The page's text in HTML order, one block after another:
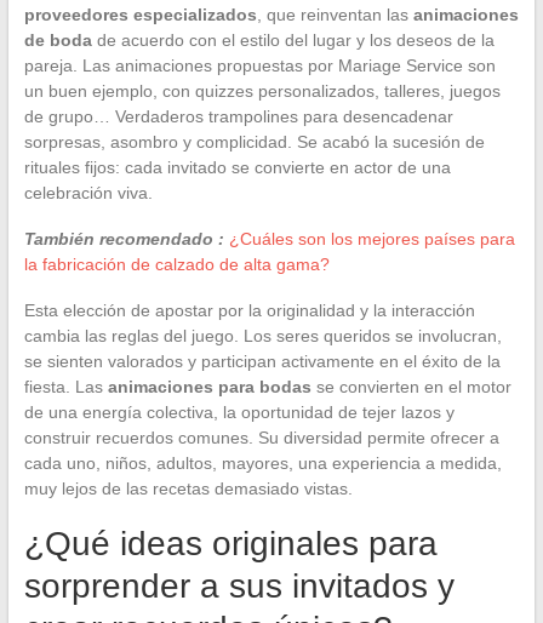
proveedores especializados , que reinventan las animaciones
de bodade acuerdo con el estilo del lugar y los deseos de la
pareja. Las animaciones propuestas por Mariage Service son
un buen ejemplo, con quizzes personalizados, talleres, juegos
de grupo… Verdaderos trampolines para desencadenar
sorpresas, asombro y complicidad. Se acabó la sucesión de
rituales fijos: cada invitado se convierte en actor de una
celebración viva.
También recomendado : ¿Cuáles son los mejores países para
la fabricación de calzado de alta gama?
Esta elección de apostar por la originalidad y la interacción
cambia las reglas del juego. Los seres queridos se involucran,
se sienten valorados y participan activamente en el éxito de la
fiesta. Las animaciones para bodas se convierten en el motor
de una energía colectiva, la oportunidad de tejer lazos y
construir recuerdos comunes. Su diversidad permite ofrecer a
cada uno, niños, adultos, mayores, una experiencia a medida,
muy lejos de las recetas demasiado vistas.
¿Qué ideas originales para
sorprender a sus invitados y